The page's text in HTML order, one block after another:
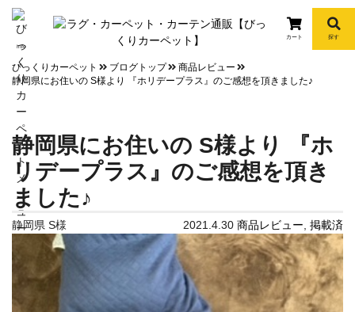
info
カート 探す
びっくりカーペット ブログトップ
商品レビュー
静岡県にお住いの S様より 『ホリデープラス』のご感想を頂きました♪
静岡県にお住いの S様より 『ホ
リデープラス』のご感想を頂き
ました♪
静岡県 S様 2021.4.30 商品レビュー 掲載済